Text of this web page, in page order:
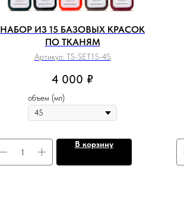
НАБОР ИЗ 15 БАЗОВЫХ КРАСОК
ПО ТКАНЯМ
Артикул: TS-SET15-45
4 000 ₽
объем (мл)
В корзину